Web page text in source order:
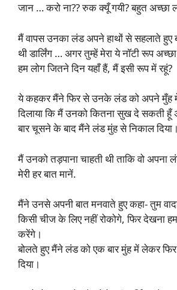
जान … करो ना?? रुक क्यूँ गयी? बहुत अच्छा
मैं वापस उनका लंड अपने हाथों से सहलाते हुए
थी डार्लिंग … अगर तुम्हें मेरा ये नॉटी रूप
हम लोग जितने दिन यहाँ हैं, मैं इसी रूप में रहूं?
ये कहकर मैंने फिर से उनके लंड को अपने मुँह
दिलाया कि मैं उनको कितना सुख दे सकती हूँ
बार चूसने के बाद मैंने लंड मुंह से निकाल दिया।
मैं उनको तड़पाना चाहती थी ताकि वो अपना
मेरी हर बात मानें.
मैंने उनसे अपनी बात मनवाते हुए कहा- तुम
किसी चीज के लिए नहीं रोकोगे, फिर देखना
करेंगे।
बोलते हुए मैंने लंड को एक बार मुंह में लेकर
दिया।